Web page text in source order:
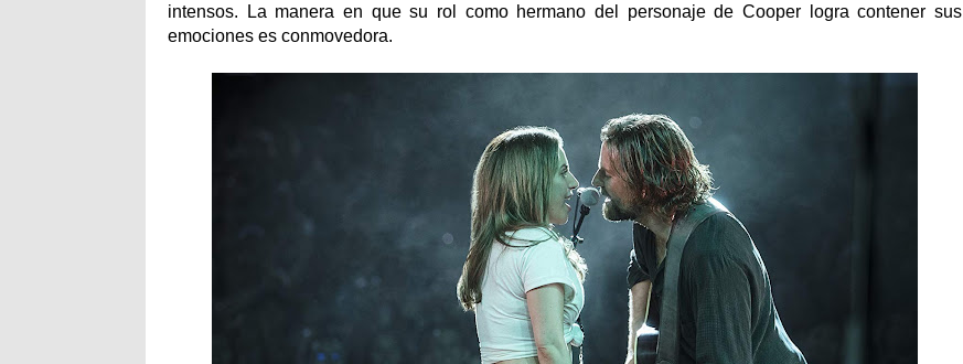
intensos. La manera en que su rol como hermano del personaje de Cooper logra contener sus
emociones es conmovedora.